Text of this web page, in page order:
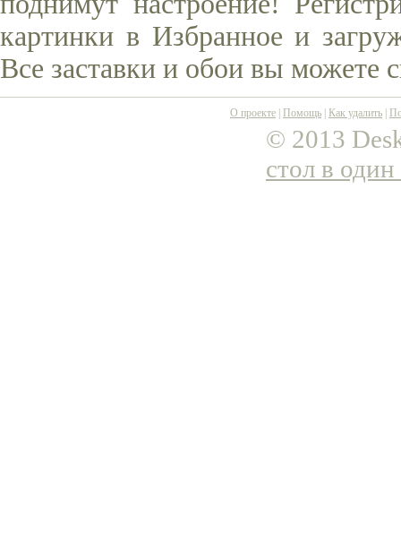
картинки в Избранное и
Все заставки и обои вы можете
О проекте Помощь Как удалить
© 2013
стол в